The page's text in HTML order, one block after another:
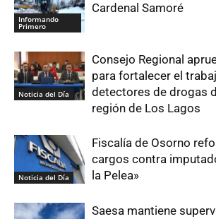
Informando
Primero
Cardenal Samoré
Noticia del Día
Consejo Regional
para fortalecer el
detectores de drogas
región de Los Lagos
Noticia del Día
Fiscalía de Osorno
cargos contra
la Pelea»
Saesa mantiene